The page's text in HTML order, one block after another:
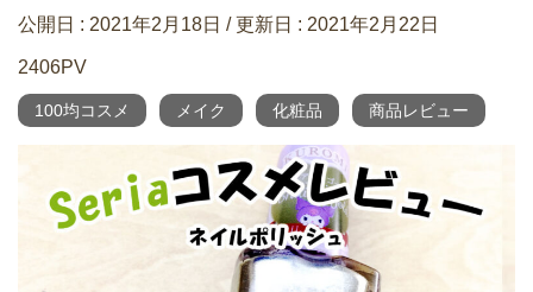
公開日 : 2021年2月18日 / 更新日 : 2021年2月22日
2406PV
100均コスメ メイク 化粧品 商品レビュー